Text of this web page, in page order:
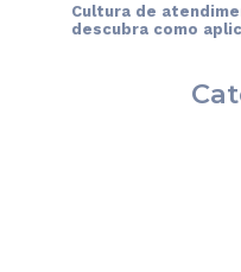
Cultura de
descubra como